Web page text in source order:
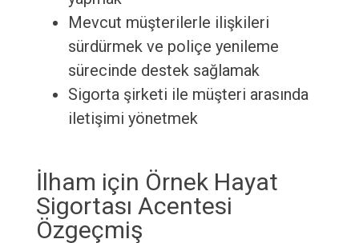
Mevcut müşterilerle ilişkileri
sürdürmek ve poliçe yenileme
sürecinde destek sağlamak
Sigorta şirketi ile müşteri arasında
iletişimi yönetmek
İlham için Örnek Hayat
Sigortası Acentesi
Özgeçmiş